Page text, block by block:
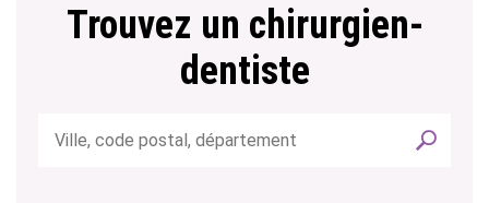
Trouvez un chirurgien-
dentiste